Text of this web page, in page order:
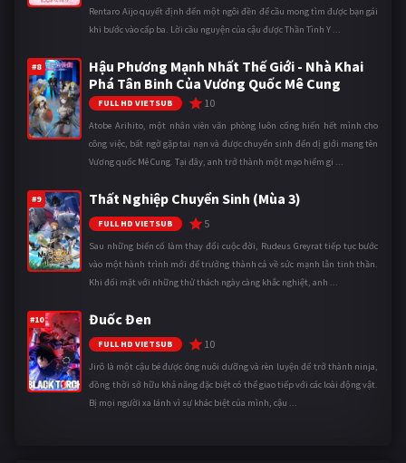
Rentaro Aijo quyết định đến một ngôi đền để cầu mong tìm được bạn gái
khi bước vào cấp ba. Lời cầu nguyện của cậu được Thần Tình Y ...
#8
Hậu Phương Mạnh Nhất Thế Giới - Nhà Khai
Phá Tân Binh Của Vương Quốc Mê Cung
FULL HD VIETSUB 10
Atobe Arihito, một nhân viên văn phòng luôn cống hiến hết mình cho
công việc, bất ngờ gặp tai nạn và được chuyển sinh đến dị giới mang tên
Vương quốc Mê Cung. Tại đây, anh trở thành một mạo hiểm gi ...
#9 Thất Nghiệp Chuyển Sinh (Mùa 3)
FULL HD VIETSUB 5
Sau những biến cố làm thay đổi cuộc đời, Rudeus Greyrat tiếp tục bước
vào một hành trình mới để trưởng thành cả về sức mạnh lẫn tinh thần.
Khi đối mặt với những thử thách ngày càng khắc nghiệt, anh ...
#10 Đuốc Đen
FULL HD VIETSUB 10
Jirô là một cậu bé được ông nuôi dưỡng và rèn luyện để trở thành ninja,
đồng thời sở hữu khả năng đặc biệt có thể giao tiếp với các loài động vật.
Bị mọi người xa lánh vì sự khác biệt của mình, cậu ...